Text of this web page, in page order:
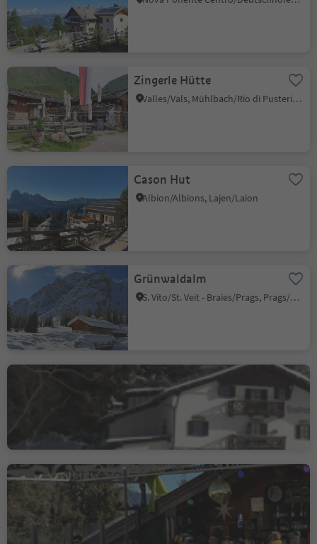
Zingerle Hütte
Valles/Vals, Mühlbach/Rio di Pusteria, Brixen/Bressanone and environs
Cason Hut
Albion/Albions, Lajen/Laion
Grünwaldalm
S. Vito/St. Veit - Braies/Prags, Prags/Braies, Dolomites Region 3 Zinnen
Leadner Alm Alpine hut
ALPRÈS Restaurant Après
Ski
Sorafurcia/Geiselsberg, Olang/Valdaora, Dolomites Region Kronplatz/Plan de Corones